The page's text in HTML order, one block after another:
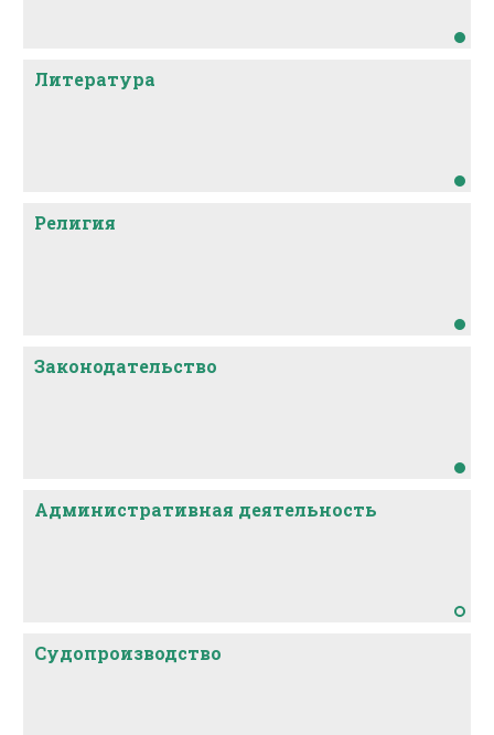
Литература
Религия
Законодательство
Административная деятельность
Судопроизводство